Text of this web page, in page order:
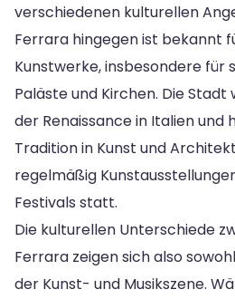
verschiedenen kulturellen
Ferrara hingegen ist bekannt
Kunstwerke, insbesondere für
Paläste und Kirchen. Die
der Renaissance in Italien und
Tradition in Kunst und
regelmäßig
Festivals statt.
Die kulturellen Unterschiede
Ferrara zeigen sich also
der Kunst- und Musikszene.